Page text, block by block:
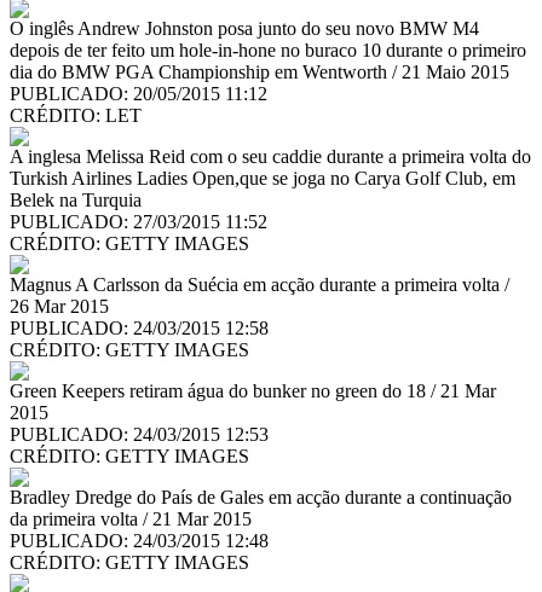
O inglês Andrew Johnston posa junto do seu novo BMW M4
depois de ter feito um hole-in-hone no buraco 10 durante o primeiro
dia do BMW PGA Championship em Wentworth / 21 Maio 2015
PUBLICADO: 20/05/2015 11:12
CRÉDITO: LET
A inglesa Melissa Reid com o seu caddie durante a primeira volta do
Turkish Airlines Ladies Open,que se joga no Carya Golf Club, em
Belek na Turquia
PUBLICADO: 27/03/2015 11:52
CRÉDITO: GETTY IMAGES
Magnus A Carlsson da Suécia em acção durante a primeira volta /
26 Mar 2015
PUBLICADO: 24/03/2015 12:58
CRÉDITO: GETTY IMAGES
Green Keepers retiram água do bunker no green do 18 / 21 Mar
2015
PUBLICADO: 24/03/2015 12:53
CRÉDITO: GETTY IMAGES
Bradley Dredge do País de Gales em acção durante a continuação
da primeira volta / 21 Mar 2015
PUBLICADO: 24/03/2015 12:48
CRÉDITO: GETTY IMAGES